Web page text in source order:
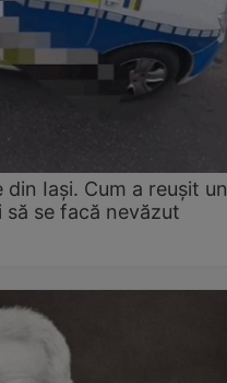
Iași. Cum a reușit un
se facă nevăzut